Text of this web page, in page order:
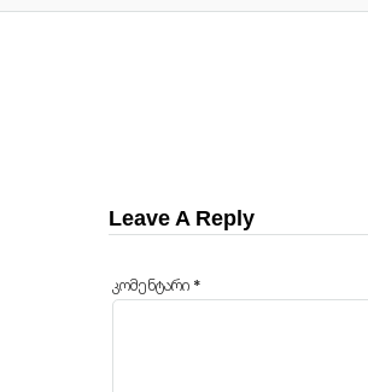
Leave A Reply
კომენტარი *